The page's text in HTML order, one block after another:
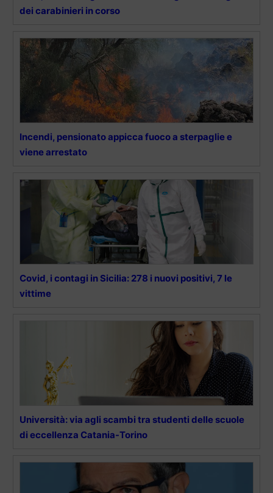
dei carabinieri in corso
Incendi, pensionato appicca fuoco a sterpaglie e
viene arrestato
Covid, i contagi in Sicilia: 278 i nuovi positivi, 7 le
vittime
Università: via agli scambi tra studenti delle scuole
di eccellenza Catania-Torino